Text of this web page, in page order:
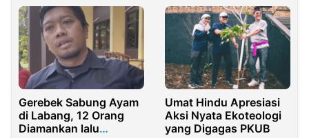
Gerebek Sabung Ayam
di Labang, 12 Orang
Diamankan lalu
Umat Hindu Apresiasi
Aksi Nyata Ekoteologi
yang Digagas PKUB